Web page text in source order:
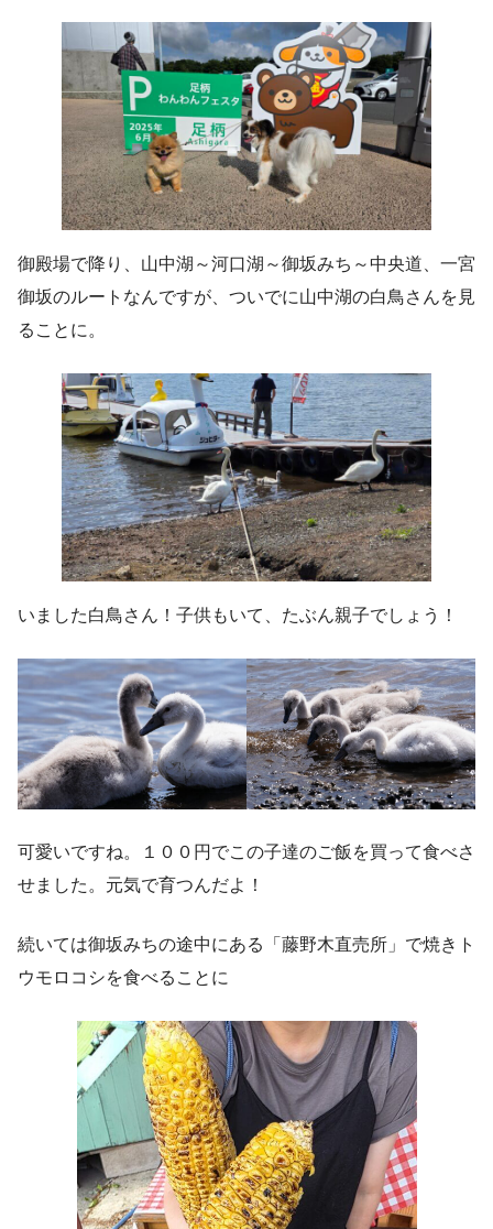
御殿場で降り、山中湖～河口湖～御坂みち～中央道、一宮
御坂のルートなんですが、ついでに山中湖の白鳥さんを見
ることに。
いました白鳥さん！子供もいて、たぶん親子でしょう！
可愛いですね。１００円でこの子達のご飯を買って食べさ
せました。元気で育つんだよ！
続いては御坂みちの途中にある「藤野木直売所」で焼きト
ウモロコシを食べることに